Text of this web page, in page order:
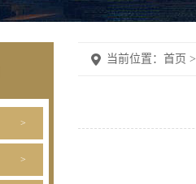
当前位置： 首页 >